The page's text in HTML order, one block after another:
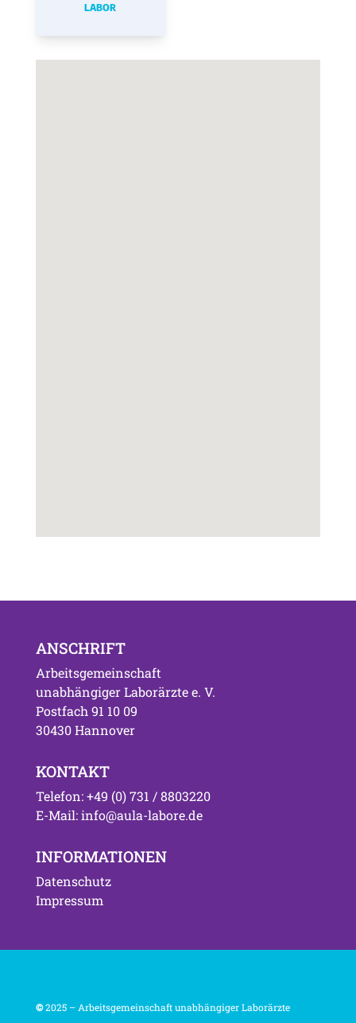
LABOR
ANSCHRIFT
Arbeitsgemeinschaft
unabhängiger Laborärzte e. V.
Postfach 91 10 09
30430 Hannover
KONTAKT
Telefon: +49 (0) 731 / 8803220
E-Mail: info@aula-labore.de
INFORMATIONEN
Datenschutz
Impressum
©2025 – Arbeitsgemeinschaft unabhängiger Laborärzte